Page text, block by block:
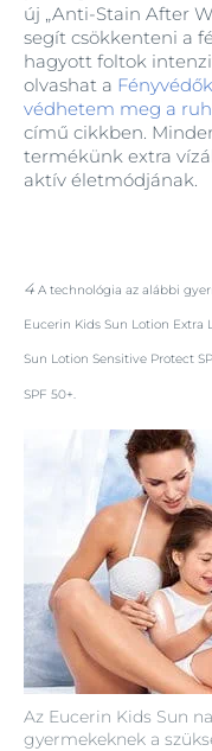
Az Eucerin Kids Sun
gyermekeknek a
új „Anti-Stain After
segít csökkenteni a
hagyott foltok
olvashat a
védhetem meg a
című cikkben.
termékünk extra
aktív életmódjának.
4 A technológia az alábbi
Eucerin Kids Sun Lotion Extra
Sun Lotion Sensitive Protect
SPF 50+.